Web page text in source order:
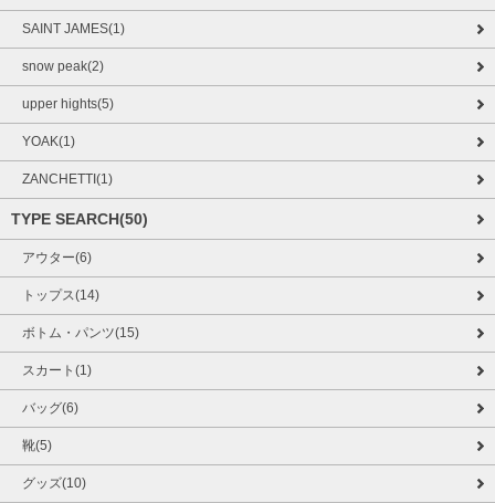
SAINT JAMES(1)
snow peak(2)
upper hights(5)
YOAK(1)
ZANCHETTI(1)
TYPE SEARCH(50)
アウター(6)
トップス(14)
ボトム・パンツ(15)
スカート(1)
バッグ(6)
靴(5)
グッズ(10)